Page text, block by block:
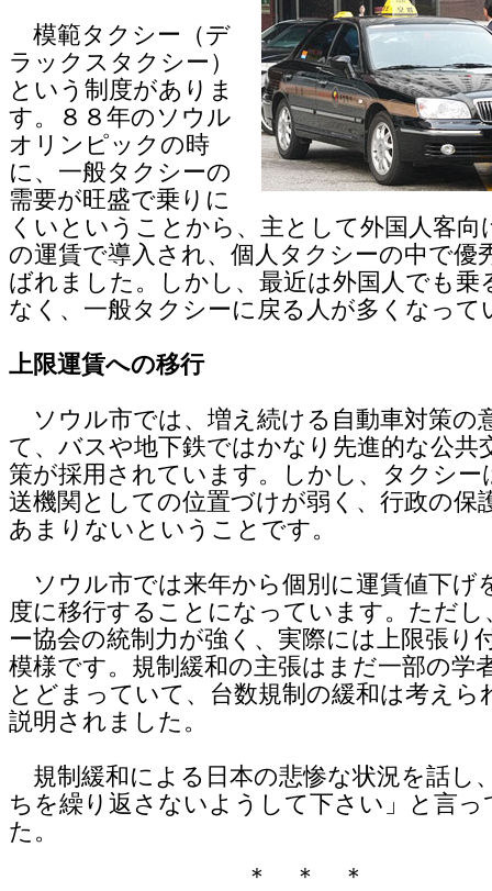
模範タクシー（デ
ラックスタクシー）
という制度がありま
す。８８年のソウル
オリンピックの時
に、一般タクシーの
需要が旺盛で乗りに
くいということから、主として外国人客向
の運賃で導入され、個人タクシーの中で優
ばれました。しかし、最近は外国人でも乗
なく、一般タクシーに戻る人が多くなって
上限運賃への移行
ソウル市では、増え続ける自動車対策の
て、バスや地下鉄ではかなり先進的な公共
策が採用されています。しかし、タクシー
送機関としての位置づけが弱く、行政の保
あまりないということです。
ソウル市では来年から個別に運賃値下げ
度に移行することになっています。ただし
ー協会の統制力が強く、実際には上限張り
模様です。規制緩和の主張はまだ一部の学
とどまっていて、台数規制の緩和は考えら
説明されました。
規制緩和による日本の悲惨な状況を話し
ちを繰り返さないようして下さい」と言っ
た。
＊ ＊ ＊